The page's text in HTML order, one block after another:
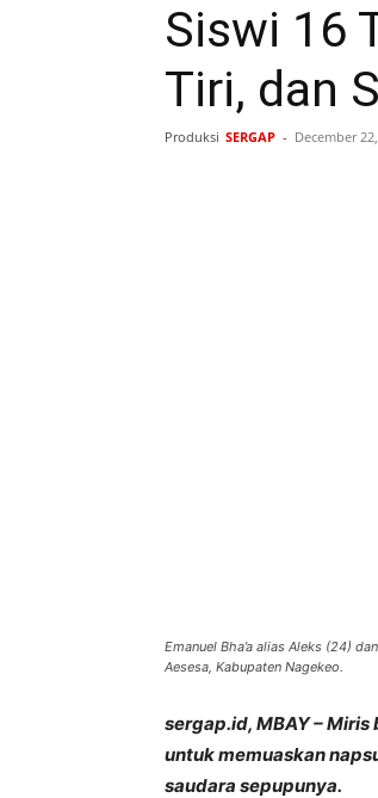
Siswi 16
Tiri, dan
Produksi SERGAP - December
Emanuel Bha’a alias Aleks (24)
Aesesa, Kabupaten Nagekeo.
sergap.id, MBAY –
untuk memuaskan
saudara sepupunya.